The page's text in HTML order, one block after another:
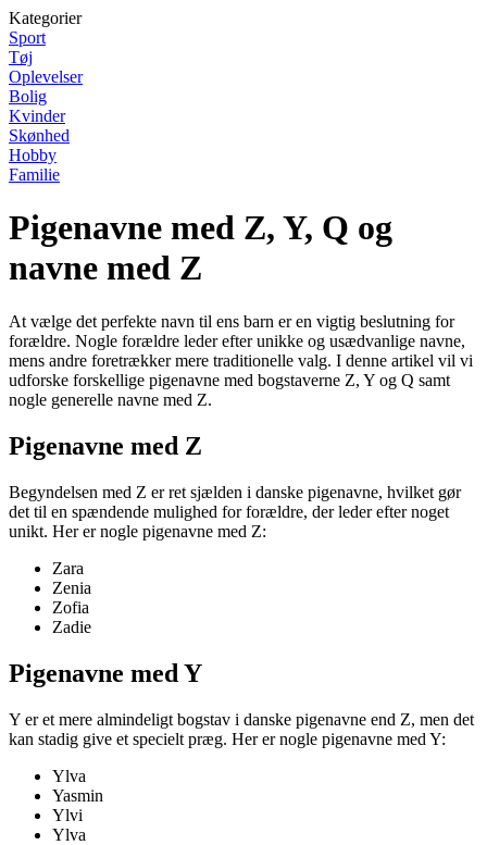
Kategorier
Sport
Tøj
Oplevelser
Bolig
Kvinder
Skønhed
Hobby
Familie
Pigenavne med Z, Y, Q og
navne med Z
At vælge det perfekte navn til ens barn er en vigtig beslutning for
forældre. Nogle forældre leder efter unikke og usædvanlige navne,
mens andre foretrækker mere traditionelle valg. I denne artikel vil vi
udforske forskellige pigenavne med bogstaverne Z, Y og Q samt
nogle generelle navne med Z.
Pigenavne med Z
Begyndelsen med Z er ret sjælden i danske pigenavne, hvilket gør
det til en spændende mulighed for forældre, der leder efter noget
unikt. Her er nogle pigenavne med Z:
Zara
Zenia
Zofia
Zadie
Pigenavne med Y
Y er et mere almindeligt bogstav i danske pigenavne end Z, men det
kan stadig give et specielt præg. Her er nogle pigenavne med Y:
Ylva
Yasmin
Ylvi
Ylva